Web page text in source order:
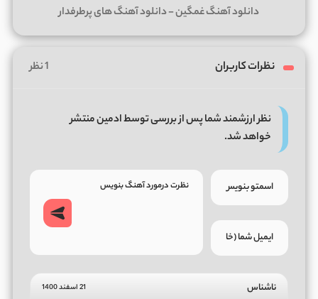
دانلود آهنگ غمگین-دانلود آهنگ های پرطرفدار
نظرات کاربران 1 نظر
نظر ارزشمند شما پس از بررسی توسط ادمین منتشر
خواهد شد.
ناشناس 21 اسفند 1400